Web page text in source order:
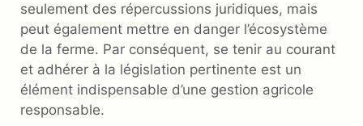
seulement des répercussions juridiques, mais
peut également mettre en danger l’écosystème
de la ferme. Par conséquent, se tenir au courant
et adhérer à la législation pertinente est un
élément indispensable d’une gestion agricole
responsable.